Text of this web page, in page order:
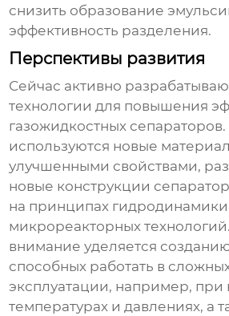
снизить образование
эффективность разделения.
Перспективы развития
Сейчас активно
технологии для повышения
газожидкостных сепараторов
используются новые
улучшенными свойствами,
новые конструкции
на принципах
микрореакторных
внимание уделяется
способных работать в
эксплуатации, например, при
температурах и давлениях, а